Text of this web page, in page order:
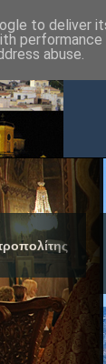
to deliver
abuse.